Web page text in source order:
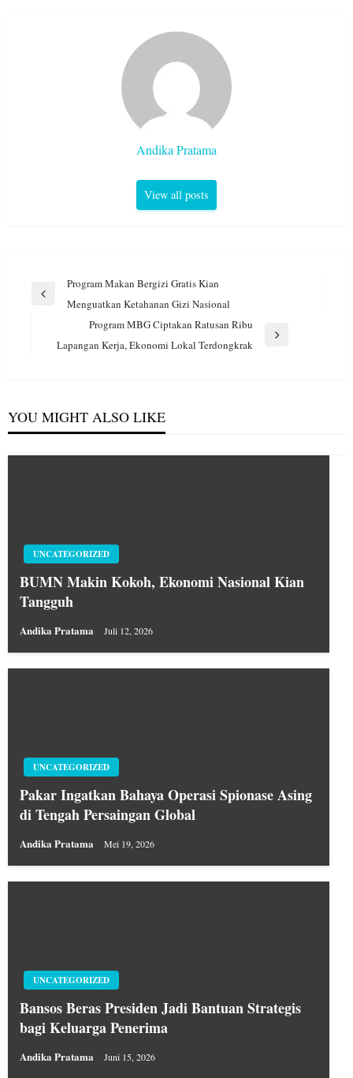
Andika Pratama
View all posts
Navigasi
Previous
Program Makan Bergizi Gratis Kian
Menguatkan Ketahanan Gizi Nasional
Next
Program MBG Ciptakan Ratusan Ribu
Lapangan Kerja, Ekonomi Lokal Terdongkrak
YOU MIGHT ALSO LIKE
UNCATEGORIZED
BUMN Makin Kokoh, Ekonomi Nasional Kian
Tangguh
Andika Pratama Juli 12, 2026
UNCATEGORIZED
Pakar Ingatkan Bahaya Operasi Spionase Asing
di Tengah Persaingan Global
Andika Pratama Mei 19, 2026
UNCATEGORIZED
Bansos Beras Presiden Jadi Bantuan Strategis
bagi Keluarga Penerima
Andika Pratama Juni 15, 2026